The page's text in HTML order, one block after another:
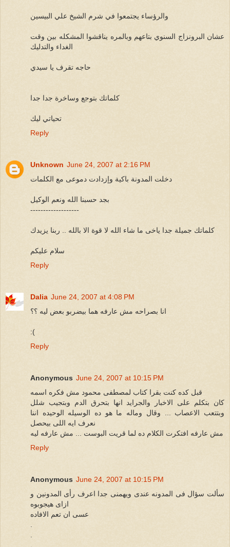
والرؤساء يجتمعوا في شرم الشيخ علي البيسين
عشان البرونزاج السنوي بتاعهم وبالمره يناقشوا المشكله بين وقت
الغداء والتدليك
حاجه تقرف يا سيدي
كلماتك بتوجع وساخرة جدا جدا
تحياتي ليك
Reply
Unknown June 24, 2007 at 2:16 PM
دخلت المدونة باكية وإزدادت دموعى مع الكلمات
بجد حسبنا الله ونعم الوكيل
-------------------
كلماتك جميلة جدا ياخى ما شاء الله لا قوة الا بالله .. ربنا يزيدك
سلام عليكم
Reply
Dalia June 24, 2007 at 4:08 PM
انا بصراحه مش عارفه هما بيضربو بعض ليه ؟؟
:(
Reply
Anonymous June 24, 2007 at 10:15 PM
قبل كده كنت بقرا كتاب لمصطفى محمود مش فكره اسمه
كان بتكلم على الاخبار والجرايد انها بتحرق الدم وبتجيب شلل
وبتتعب الاعصاب ... وقال وماله ما هو ده الوسيله الوحيده اننا
نعرف ايه اللى بيحصل
مش عارفه افتكرت الكلام ده لما قريت البوست ... مش عارفه ليه
Reply
Anonymous June 24, 2007 at 10:15 PM
سألت سؤال فى المدونه عندى ويهمنى جدا اعرف رأى المدونين و
ازاى هيجوبوه
عسى ان تعم الافاده